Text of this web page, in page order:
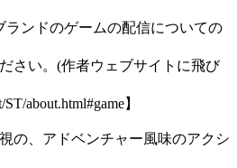
ンドのゲームの配信についての
さい。(作者ウェブサイトに飛び
about.html#game】
の、アドベンチャー風味のアクシ